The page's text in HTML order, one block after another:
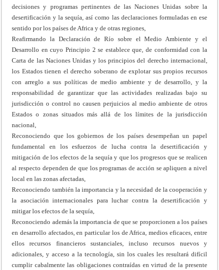
decisiones y programas pertinentes de las Naciones Unidas sobre la
desertificación y la sequía, así como las declaraciones formuladas en ese
sentido por los países de Africa y de otras regiones,
Reafirmando la Declaración de Río sobre el Medio Ambiente y el
Desarrollo en cuyo Principio 2 se establece que, de conformidad con la
Carta de las Naciones Unidas y los principios del derecho internacional,
los Estados tienen el derecho soberano de explotar sus propios recursos
con arreglo a sus políticas de medio ambiente y de desarrollo, y la
responsabilidad de garantizar que las actividades realizadas bajo su
jurisdicción o control no causen perjuicios al medio ambiente de otros
Estados o zonas situados más allá de los límites de la jurisdicción
nacional,
Reconociendo que los gobiernos de los países desempeñan un papel
fundamental en los esfuerzos de lucha contra la desertificación y
mitigación de los efectos de la sequía y que los progresos que se realicen
al respecto dependen de que los programas de acción se apliquen a nivel
local en las zonas afectadas,
Reconociendo también la importancia y la necesidad de la cooperación y
la asociación internacionales para luchar contra la desertificación y
mitigar los efectos de la sequía,
Reconociendo además la importancia de que se proporcionen a los países
en desarrollo afectados, en particular los de Africa, medios eficaces, entre
ellos recursos financieros sustanciales, incluso recursos nuevos y
adicionales, y acceso a la tecnología, sin los cuales les resultará difícil
cumplir cabalmente las obligaciones contraídas en virtud de la presente